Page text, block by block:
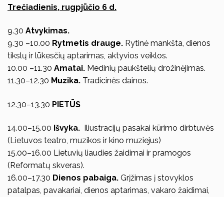
Trečiadienis, rugpjūčio 6 d.
9.30 Atvykimas.
9.30 –10.00 Rytmetis drauge. Rytinė mankšta, dienos
tikslų ir lūkesčių aptarimas, aktyvios veiklos.
10.00 –11.30 Amatai. Medinių paukštelių drožinėjimas.
11.30–12.30 Muzika. Tradicinės dainos.
12.30–13.30 PIETŪS
14.00–15.00 Išvyka. Iliustracijų pasakai kūrimo dirbtuvės
(Lietuvos teatro, muzikos ir kino muziejus)
15.00–16.00 Lietuvių liaudies žaidimai ir pramogos
(Reformatų skveras).
16.00–17.30 Dienos pabaiga. Grįžimas į stovyklos
patalpas, pavakariai, dienos aptarimas, vakaro žaidimai,